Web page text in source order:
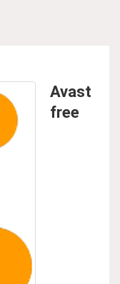
Avast
free